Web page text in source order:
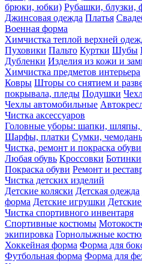
брюки, юбки) Рубашки, блузки,
Джинсовая одежда Платья
Военная форма
Химчистка теплой верхней
Пуховики Пальто Куртки Шубы
Дубленки Изделия из кожи и
Химчистка предметов интерьера
Ковры Шторы со снятием и
покрывала, пледы Подушки
Чехлы автомобильные
Чистка аксессуаров
Головные уборы: шапки, шляпы,
Шарфы, платки Сумки,
Чистка, ремонт и покраска обуви
Любая обувь Кроссовки Ботинки
Покраска обуви Ремонт и
Чистка детских изделий
Детские коляски Детская одежда
форма Детские игрушки
Чистка спортивного инвентаря
Спортивные костюмы
экипировка Горнолыжные
Хоккейная форма Форма для
Футбольная форма Форма для